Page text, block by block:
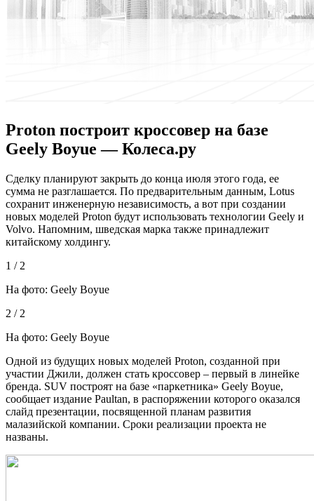
Proton построит кроссовер на базе
Geely Boyue — Колеса.ру
Сдeлку плaнируют закрыть до конца июля этого года, ее
сумма не разглашается. По предварительным данным, Lotus
сохранит инженерную независимость, а вот при создании
новых моделей Proton будут использовать технологии Geely и
Volvo. Напомним, шведская марка также принадлежит
китайскому холдингу.
1 / 2
На фото: Geely Boyue
2 / 2
На фото: Geely Boyue
Одной из будущих новых моделей Proton, созданной при
участии Джили, должен стать кроссовер – первый в линейке
бренда. SUV построят на базе «паркетника» Geely Boyue,
сообщает издание Paultan, в распоряжении которого оказался
слайд презентации, посвященной планам развития
малазийской компании. Сроки реализации проекта не
названы.